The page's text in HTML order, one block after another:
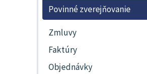
Povinné zverejňovanie
Zmluvy
Faktúry
Objednávky